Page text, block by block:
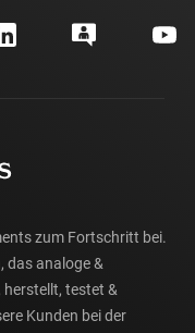
zum Fortschritt bei.
das analoge &
testet &
Kunden bei der